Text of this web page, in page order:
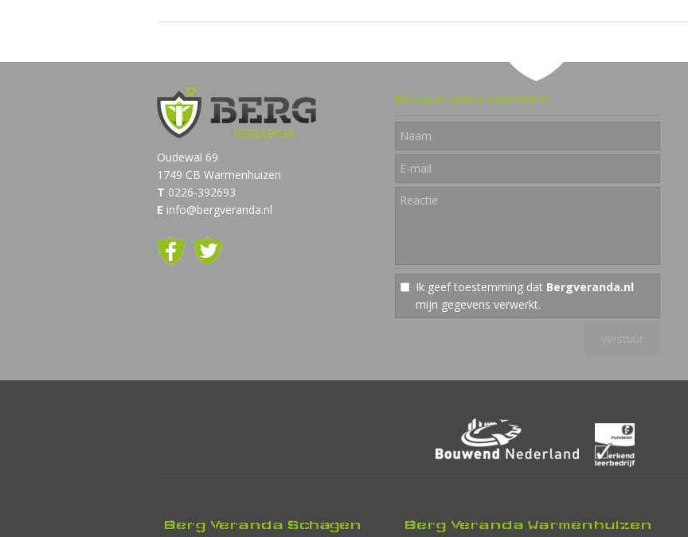
Oudewal 69
1749 CB Warmenhuizen
T 0226-392693
E info@bergveranda.nl
Stuur een bericht
Ik geef toestemming dat Bergveranda.nl
mijn gegevens verwerkt.
Berg Veranda Schagen Berg Veranda Warmenhuizen